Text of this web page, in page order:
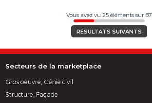
Vous avez vu 25 éléments sur 87
RÉSULTATS SUIVANTS
Secteurs de la marketplace
Gros oeuvre, Génie civil
Structure, Façade